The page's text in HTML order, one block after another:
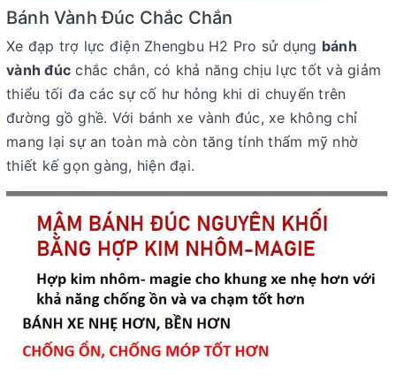
Bánh Vành Đúc Chắc Chắn
Xe đạp trợ lực điện Zhengbu H2 Pro sử dụng bánh
vành đúc chắc chắn, có khả năng chịu lực tốt và giảm
thiểu tối đa các sự cố hư hỏng khi di chuyển trên
đường gồ ghề. Với bánh xe vành đúc, xe không chỉ
mang lại sự an toàn mà còn tăng tính thẩm mỹ nhờ
thiết kế gọn gàng, hiện đại.